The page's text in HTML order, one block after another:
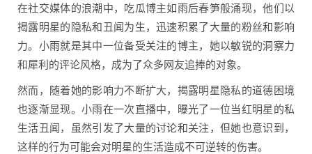
在社交媒体的浪潮中，吃瓜博主如雨后春笋般涌现，他们以
揭露明星的隐私和丑闻为生，迅速积累了大量的粉丝和影响
力。小雨就是其中一位备受关注的博主，她以敏锐的洞察力
和犀利的评论风格，成为了众多网友追捧的对象。
然而，随着她的影响力不断扩大，揭露明星隐私的道德困境
也逐渐显现。小雨在一次直播中，曝光了一位当红明星的私
生活丑闻，虽然引发了大量的讨论和关注，但她也意识到，
这样的行为可能会对明星的生活造成不可逆转的伤害。